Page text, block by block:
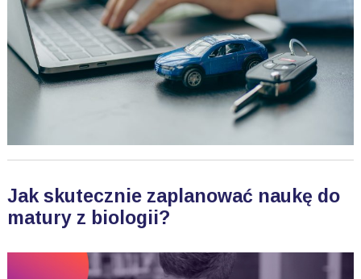
Jak skutecznie zaplanować naukę do
matury z biologii?